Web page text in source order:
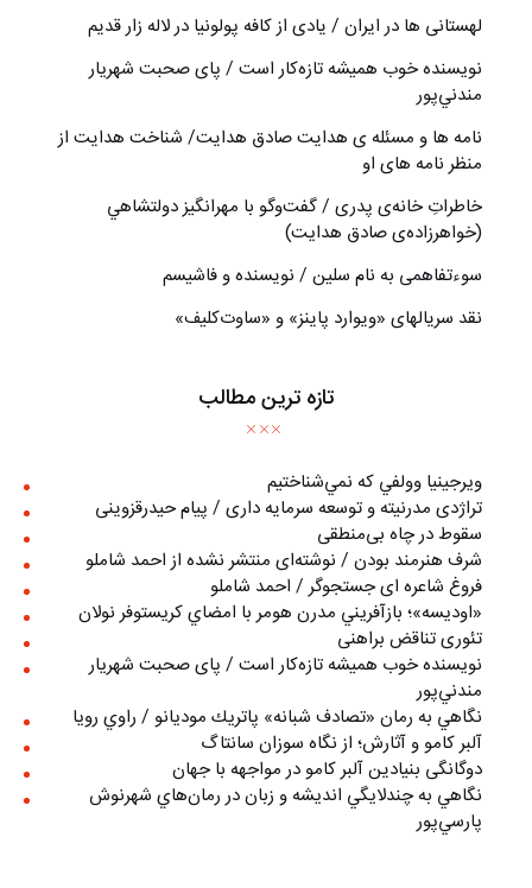
لهستانی ها در ایران / یادی از کافه پولونیا در لاله زار قدیم
نويسنده خوب هميشه تازه‌كار است / پای صحبت شهريار
مندني‌پور
نامه ها و مسئله ی هدایت صادق هدایت/ شناخت هدایت از
منظر نامه های او
خاطراتِ خانه‌ی پدری / گفت‌وگو با مهرانگيز دولتشاهي
(خواهرزاده‌ی صادق هدايت)
سوءتفاهمی به نام سلین / نویسنده و فاشیسم
نقد سریالهای «ویوارد پاینز» و «ساوت‌کلیف»
تازه ترین مطالب
ويرجينيا وولفي كه نمي‌شناختيم
تراژدی مدرنیته و توسعه سرمایه داری / پیام حیدرقزوینی
سقوط در چاه بی‌منطقی
شرف هنرمند بودن / نوشته‌ای منتشر نشده از احمد شاملو
فروغ شاعره ای جستجوگر / احمد شاملو
«اوديسه»؛ بازآفريني مدرن هومر با امضاي كريستوفر نولان
تئوری تناقض براهنی
نويسنده خوب هميشه تازه‌كار است / پای صحبت شهريار
مندني‌پور
نگاهي به رمان «تصادف شبانه» پاتريك موديانو / راوي رويا
آلبر کامو و آثارش؛ از نگاه سوزان سانتاگ
دوگانگی بنیادین آلبر کامو در مواجهه با جهان
نگاهي به چندلايگي انديشه و زبان در رمان‌هاي شهرنوش
پارسي‌پور